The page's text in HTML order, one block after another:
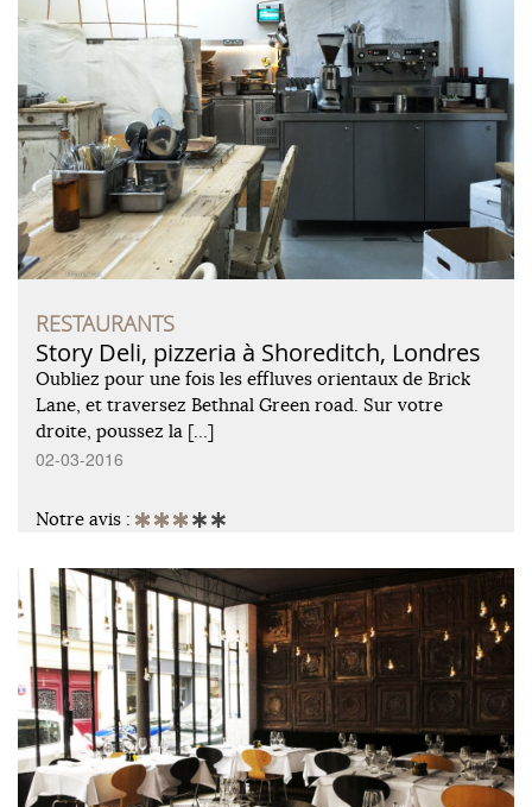
RESTAURANTS
Story Deli, pizzeria à Shoreditch, Londres
Oubliez pour une fois les effluves orientaux de Brick
Lane, et traversez Bethnal Green road. Sur votre
droite, poussez la […]
02-03-2016
Notre avis :